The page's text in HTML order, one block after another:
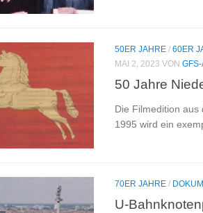
50ER JAHRE / 60ER
MAI 2, 2023 VON
50 Jahre
Die Filmedition
1995 wird ein
70ER JAHRE /
U-